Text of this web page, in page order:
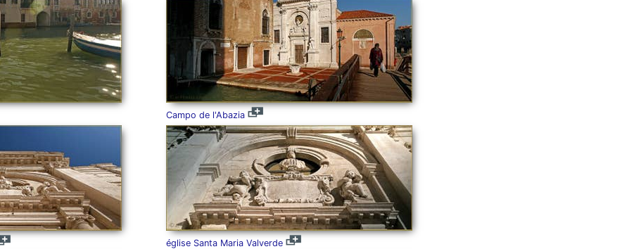
Campo de l'Abazia
église Santa Maria Valverde